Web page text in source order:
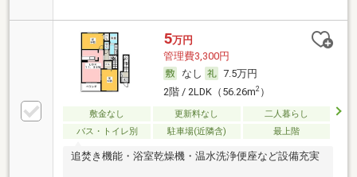
5万円
管理費3,300円
なし
7.5万円
2階 / 2LDK（56.26m2）
敷金なし 更新料なし
二人暮らし
バス・トイレ別
駐車場(近隣含) 最上階
追焚き機能・浴室乾燥機・温水洗浄便座など設備充実